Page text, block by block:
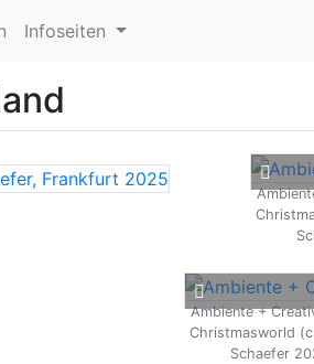
Infoseiten
Ambiente +
Christmasworld
Schaefer